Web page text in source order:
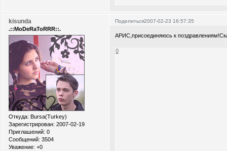
Поделиться2007-02-23 16:57:35
kisunda
.::MoDeRaToRRR::.
Откуда: Bursa(Turkey)
Зарегистрирован: 2007-02-19
Приглашений: 0
Сообщений: 3504
Уважение: +0
АРИС,присоединяюсь к
0